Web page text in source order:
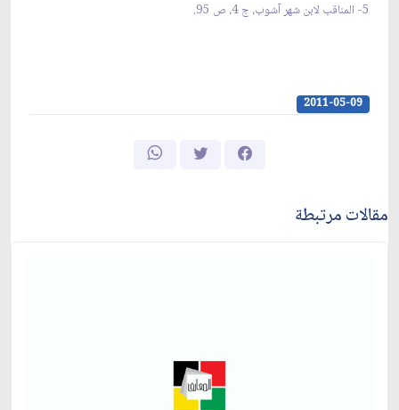
5- المناقب لابن شهر آشوب، ج 4، ص 95.
2011-05-09
مقالات مرتبطة